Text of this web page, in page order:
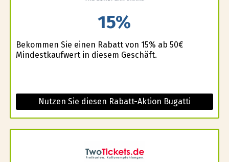
15%
Bekommen Sie einen Rabatt von 15% ab 50€
Mindestkaufwert in diesem Geschäft.
Nutzen Sie diesen Rabatt-Aktion Bugatti